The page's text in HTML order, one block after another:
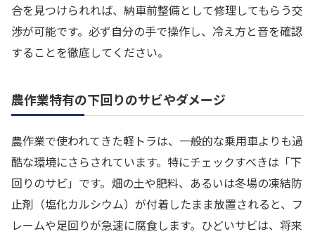
合を見つけられれば、納車前整備として修理してもらう交
渉が可能です。必ず自分の手で操作し、冷え方と音を確認
することを徹底してください。
農作業特有の下回りのサビやダメージ
農作業で使われてきた軽トラは、一般的な乗用車よりも過
酷な環境にさらされています。特にチェックすべきは「下
回りのサビ」です。畑の土や肥料、あるいは冬場の凍結防
止剤（塩化カルシウム）が付着したまま放置されると、フ
レームや足回りが急速に腐食します。ひどいサビは、将来